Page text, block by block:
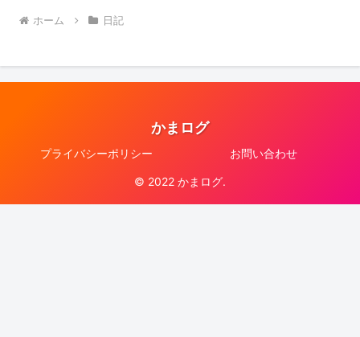
ホーム 日記
かまログ
プライバシーポリシー お問い合わせ
© 2022 かまログ.